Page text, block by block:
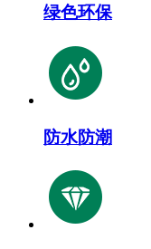
绿色环保
防水防潮